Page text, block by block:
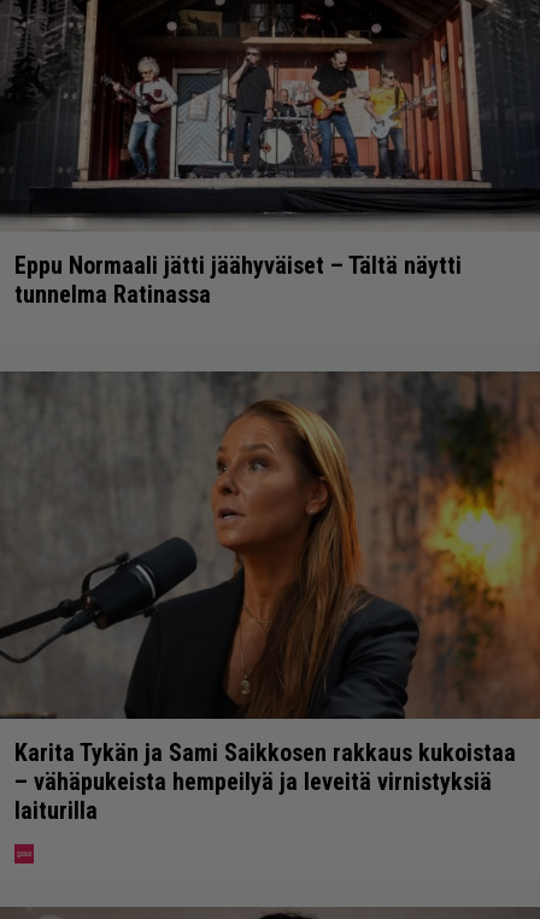
Eppu Normaali jätti jäähyväiset – Tältä näytti
tunnelma Ratinassa
Karita Tykän ja Sami Saikkosen rakkaus kukoistaa
– vähäpukeista hempeilyä ja leveitä virnistyksiä
laiturilla